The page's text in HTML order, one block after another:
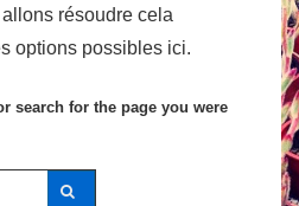
résoudre cela
options possibles ici.
search for the page you were